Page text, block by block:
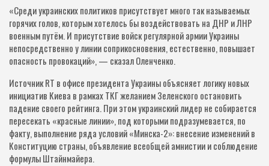
«Среди украинских политиков присутствует много так называемых
горячих голов, которым хотелось бы воздействовать на ДНР и ЛНР
военным путём. И присутствие войск регулярной армии Украины
непосредственно у линии соприкосновения, естественно, повышает
опасность провокаций», — сказал Оленченко.
Источник RT в офисе президента Украины объясняет логику новых
инициатив Киева в рамках ТКГ желанием Зеленского остановить
падение своего рейтинга. При этом украинский лидер не собирается
пересекать «красные линии», под которыми подразумевается, по
факту, выполнение ряда условий «Минска-2»: внесение изменений в
Конституцию страны, объявление всеобщей амнистии и соблюдение
формулы Штайнмайера.